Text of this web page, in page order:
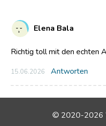
Elena Bala
Richtig toll mit den echten
15.06.2026 Antworten
© 2020-2026